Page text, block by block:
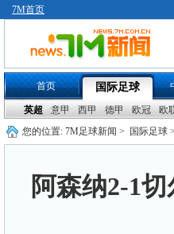
7M首页
首页 国际足球
英超 意甲 西甲 德甲 欧冠
欧
您的位置: 7M足球新闻 > 国际足球 >
阿森纳2-1